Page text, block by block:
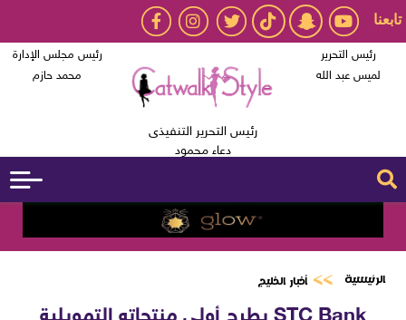
تابعنا
رئيس التحرير
لميس عبد الله
رئيس التحرير التنفيذى
دعاء محمود
رئيس مجلس الإدارة
محمد حازم
الرئيسية أخبار الخليج
STC Bank يطرح أولى منتجاته التمويلية